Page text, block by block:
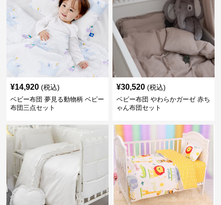
¥14,920 (税込)
ベビー布団 夢見る動物柄 ベビー
布団三点セット
¥30,520 (税込)
ベビー布団 やわらかガーゼ 赤ち
ゃん布団セット